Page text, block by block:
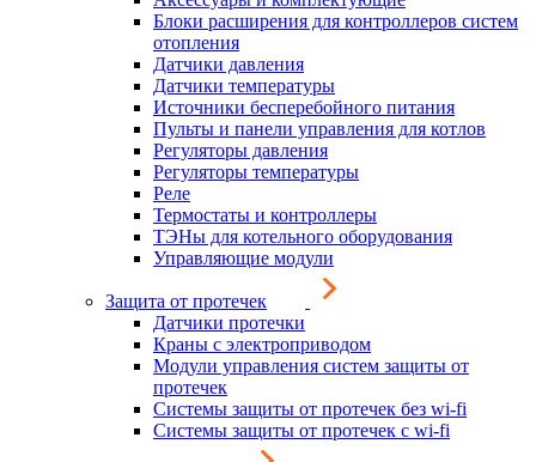
Блоки расширения для контроллеров систем
отопления
Датчики давления
Датчики температуры
Источники бесперебойного питания
Пульты и панели управления для котлов
Регуляторы давления
Регуляторы температуры
Реле
Термостаты и контроллеры
ТЭНы для котельного оборудования
Управляющие модули
Защита от протечек
Датчики протечки
Краны с электроприводом
Модули управления систем защиты от
протечек
Системы защиты от протечек без wi-fi
Системы защиты от протечек с wi-fi